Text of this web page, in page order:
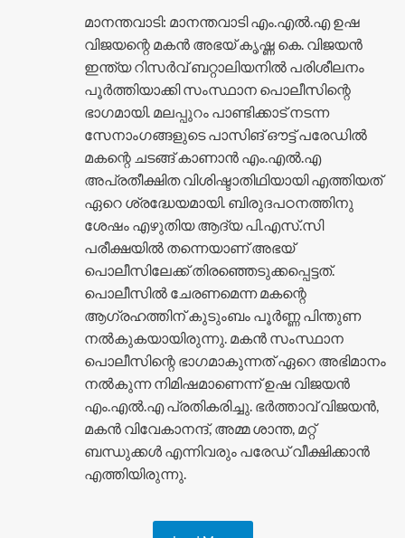
മാനന്തവാടി: മാനന്തവാടി എം.എൽ.എ ഉഷ
വിജയന്റെ മകൻ അഭയ് കൃഷ്ണ കെ. വിജയൻ
ഇന്ത്യ റിസർവ് ബറ്റാലിയനിൽ പരിശീലനം
പൂർത്തിയാക്കി സംസ്ഥാന പൊലീസിന്റെ
ഭാഗമായി. മലപ്പുറം പാണ്ടിക്കാട് നടന്ന
സേനാംഗങ്ങളുടെ പാസിങ് ഔട്ട് പരേഡിൽ
മകന്റെ ചടങ്ങ് കാണാൻ എം.എൽ.എ
അപ്രതീക്ഷിത വിശിഷ്ടാതിഥിയായി എത്തിയത്
ഏറെ ശ്രദ്ധേയമായി. ബിരുദപഠനത്തിനു
ശേഷം എഴുതിയ ആദ്യ പി.എസ്.സി
പരീക്ഷയിൽ തന്നെയാണ് അഭയ്
പൊലീസിലേക്ക് തിരഞ്ഞെടുക്കപ്പെട്ടത്.
പൊലീസിൽ ചേരണമെന്ന മകന്റെ
ആഗ്രഹത്തിന് കുടുംബം പൂർണ്ണ പിന്തുണ
നൽകുകയായിരുന്നു. മകൻ സംസ്ഥാന
പൊലീസിന്റെ ഭാഗമാകുന്നത് ഏറെ അഭിമാനം
നൽകുന്ന നിമിഷമാണെന്ന് ഉഷ വിജയൻ
എം.എൽ.എ പ്രതികരിച്ചു. ഭർത്താവ് വിജയൻ,
മകൻ വിവേകാനന്ദ്, അമ്മ ശാന്ത, മറ്റ്
ബന്ധുക്കൾ എന്നിവരും പരേഡ് വീക്ഷിക്കാൻ
എത്തിയിരുന്നു.